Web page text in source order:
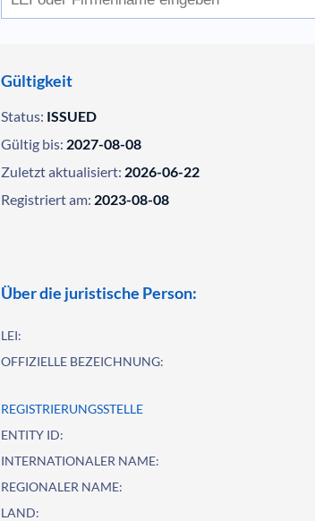
Gültigkeit
Status: ISSUED
Gültig bis: 2027-08-08
Zuletzt aktualisiert: 2026-06-22
Registriert am: 2023-08-08
Über die juristische Person:
LEI:
OFFIZIELLE BEZEICHNUNG:
REGISTRIERUNGSSTELLE
ENTITY ID:
INTERNATIONALER NAME:
REGIONALER NAME:
LAND: